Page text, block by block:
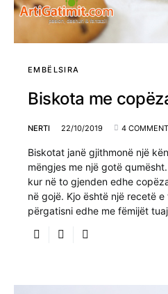
EMBËLSIRA
Biskota me
NERTI 22/10/2019 4
Biskotat janë gjithmonë një
mëngjes me një gotë
kur në to gjenden edhe
në gojë. Kjo është një recetë
përgatisni edhe me fëmijët